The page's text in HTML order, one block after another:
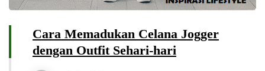
Cara Memadukan Celana Jogger
dengan Outfit Sehari-hari